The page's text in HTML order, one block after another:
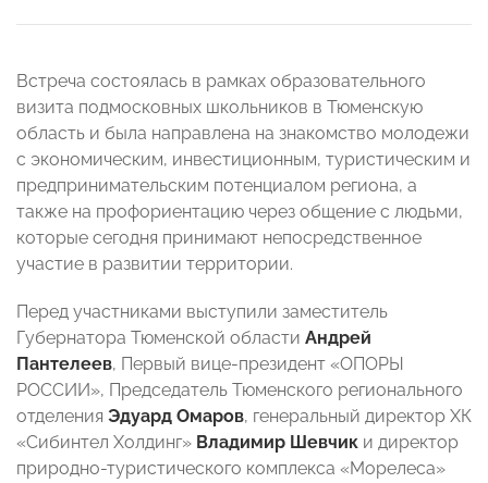
Встреча состоялась в рамках образовательного
визита подмосковных школьников в Тюменскую
область и была направлена на знакомство молодежи
с экономическим, инвестиционным, туристическим и
предпринимательским потенциалом региона, а
также на профориентацию через общение с людьми,
которые сегодня принимают непосредственное
участие в развитии территории.
Перед участниками выступили заместитель
Губернатора Тюменской области Андрей
Пантелеев, Первый вице-президент «ОПОРЫ
РОССИИ», Председатель Тюменского регионального
отделения Эдуард Омаров, генеральный директор ХК
«Сибинтел Холдинг» Владимир Шевчик и директор
природно-туристического комплекса «Морелеса»